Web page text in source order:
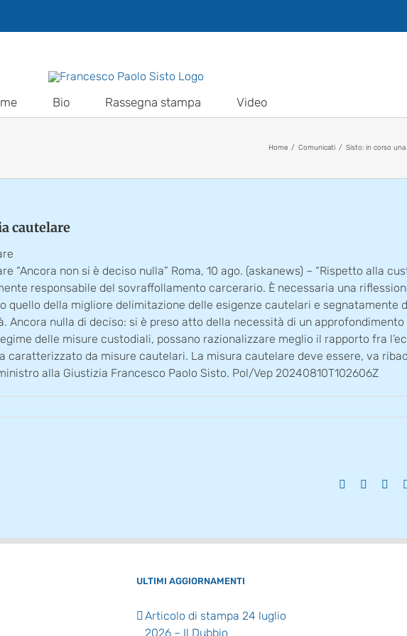
Bio Rassegna stampa Video
Home Comunicati Sisto: in corso
cautelare
“Ancora non si è deciso nulla” Roma, 10 ago. (askanews) – “Rispetto alla
responsabile del sovraffollamento carcerario. È necessaria una
quello della migliore delimitazione delle esigenze cautelari e segnatamente
Ancora nulla di deciso: si è preso atto della necessità di un
delle misure custodiali, possano razionalizzare meglio il rapporto fra
caratterizzato da misure cautelari. La misura cautelare deve essere, va
alla Giustizia Francesco Paolo Sisto. Pol/Vep 20240810T102606Z
Facebook
ULTIMI AGGIORNAMENTI
Articolo di stampa 24 luglio
2026 – Il Dubbio